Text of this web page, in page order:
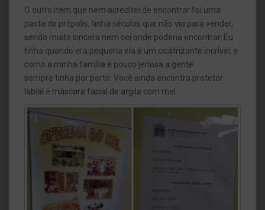
O outro item que nem acreditei de encontrar foi uma
pasta de própolis, tinha séculos que não via para vender,
sendo muito sincera nem sei onde poderia encontrar. Eu
tinha quando era pequena ela é um cicatrizante incrível, e
como a minha família é pouco jeitosa a gente
sempre tinha por perto. Você ainda encontra protetor
labial e máscara facial de argila com mel.